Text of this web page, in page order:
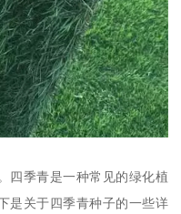
四季青是一种常见的绿化植
是关于四季青种子的一些详